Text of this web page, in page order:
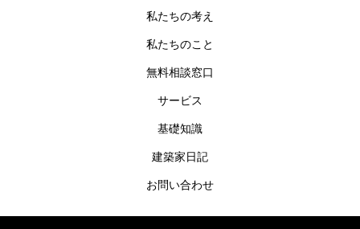
私たちの考え
私たちのこと
無料相談窓口
サービス
基礎知識
建築家日記
お問い合わせ